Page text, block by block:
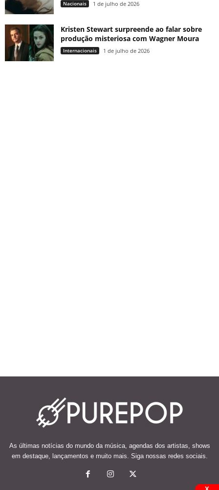
Nacionais 1 de julho de 2026
Kristen Stewart surpreende ao falar sobre
produção misteriosa com Wagner Moura
Internacionais 1 de julho de 2026
As últimas notícias do mundo da música, agendas dos artistas, shows
em destaque, lançamentos e muito mais. Siga nossas redes sociais.